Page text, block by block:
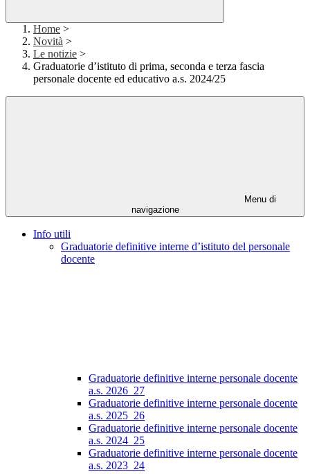
Home >
Novità >
Le notizie >
Graduatorie d’istituto di prima, seconda e terza fascia
personale docente ed educativo a.s. 2024/25
Menu di
navigazione
Info utili
Graduatorie definitive interne d’istituto del personale
docente
Graduatorie definitive interne personale docente
a.s. 2026_27
Graduatorie definitive interne personale docente
a.s. 2025_26
Graduatorie definitive interne personale docente
a.s. 2024_25
Graduatorie definitive interne personale docente
a.s. 2023_24